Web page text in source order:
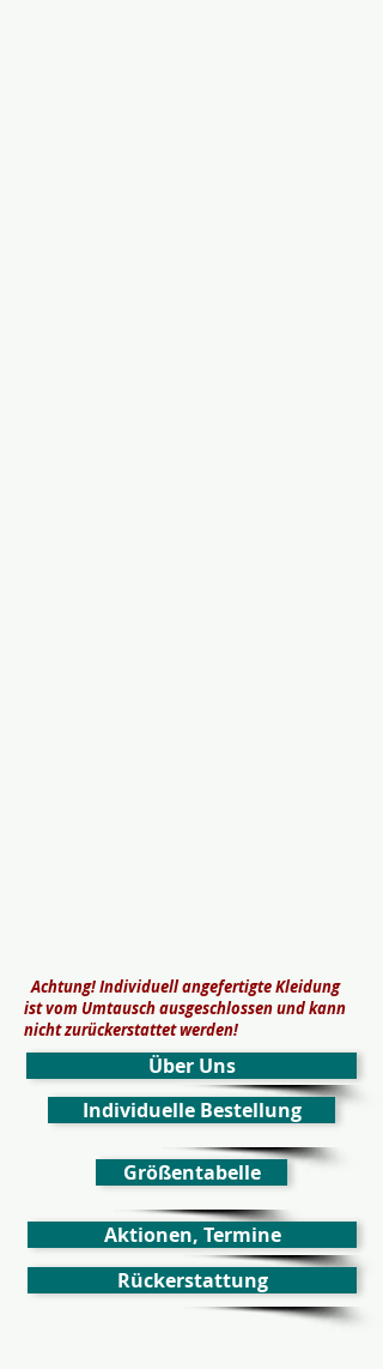
Achtung! Individuell angefertigte Kleidung
ist vom Umtausch ausgeschlossenund kann
nicht zurückerstattet werden!
Über Uns
Individuelle Bestellung
Größentabelle
Aktionen, Termine
Rückerstattung